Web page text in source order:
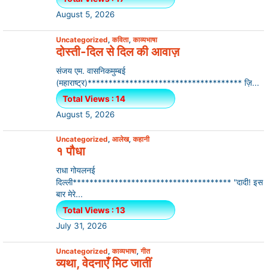
August 5, 2026
Uncategorized,कविता,काव्यभाषा
दोस्ती-दिल से दिल की आवाज़
संजय एम. वासनिकमुम्बई
(महाराष्ट्र)************************************* ज़ि...
Total Views : 14
August 5, 2026
Uncategorized, आलेख,कहानी
१ पौधा
राधा गोयलनई
दिल्ली************************************** "दादी! इस
बार मेरे...
Total Views : 13
July 31, 2026
Uncategorized,काव्यभाषा,गीत
व्यथा, वेदनाएँ मिट जातीं